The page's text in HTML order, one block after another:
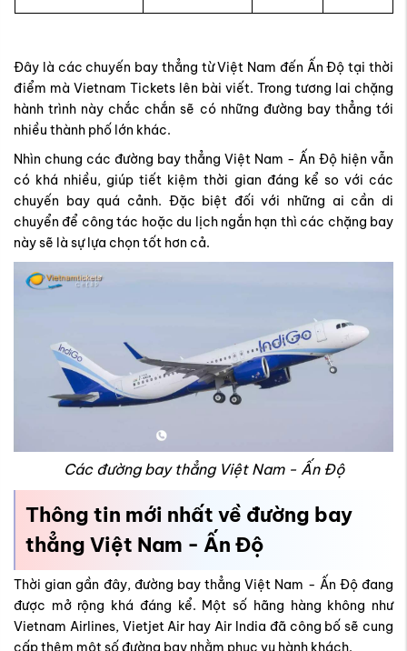
Đây là các chuyến bay thẳng từ Việt Nam đến Ấn Độ tại thời
điểm mà Vietnam Tickets lên bài viết. Trong tương lai chặng
hành trình này chắc chắn sẽ có những đường bay thẳng tới
nhiều thành phố lớn khác.
Nhìn chung các đường bay thẳng Việt Nam - Ấn Độ hiện vẫn
có khá nhiều, giúp tiết kiệm thời gian đáng kể so với các
chuyến bay quá cảnh. Đặc biệt đối với những ai cần di
chuyển để công tác hoặc du lịch ngắn hạn thì các chặng bay
này sẽ là sự lựa chọn tốt hơn cả.
Các đường bay thẳng Việt Nam - Ấn Độ
Thông tin mới nhất về đường bay
thẳng Việt Nam - Ấn Độ
Thời gian gần đây, đường bay thẳng Việt Nam - Ấn Độ đang
được mở rộng khá đáng kể. Một số hãng hàng không như
Vietnam Airlines, Vietjet Air hay Air India đã công bố sẽ cung
cấp thêm một số đường bay nhằm phục vụ hành khách.